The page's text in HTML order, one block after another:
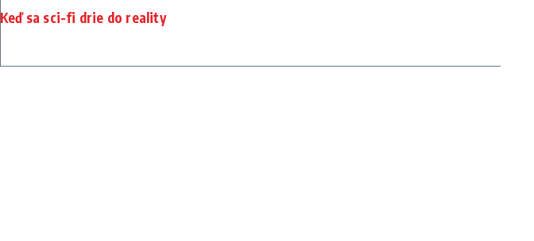
Keď sa sci-fi drie do reality